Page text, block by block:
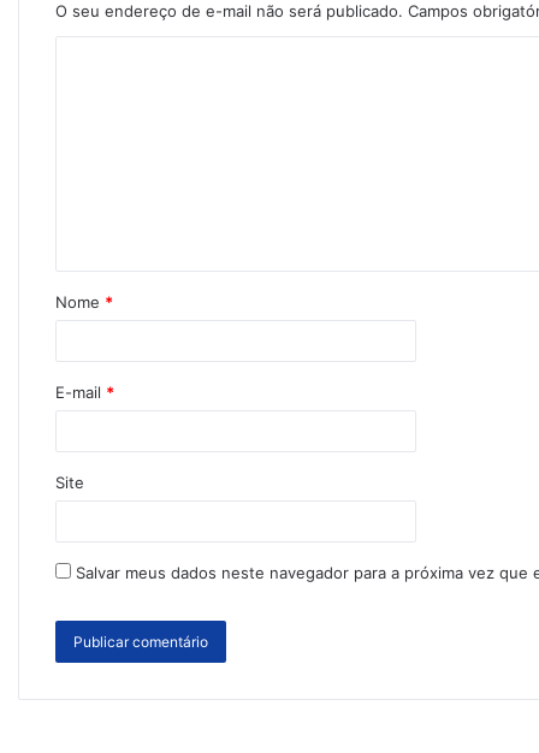
O seu endereço de e-mail não será publicado. Campos
Nome *
E-mail *
Site
Salvar meus dados neste navegador para a próxima vez que